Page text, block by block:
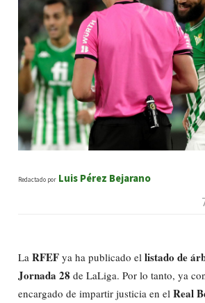
Redactado por Luis Pérez Bejarano
La RFEF ya ha publicado el listado de
Jornada 28 de LaLiga. Por lo tanto, ya
encargado de impartir justicia en el Real